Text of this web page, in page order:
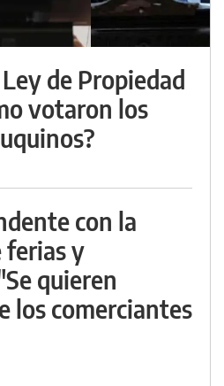
de Propiedad
votaron los
con la
ferias y
quieren
los comerciantes